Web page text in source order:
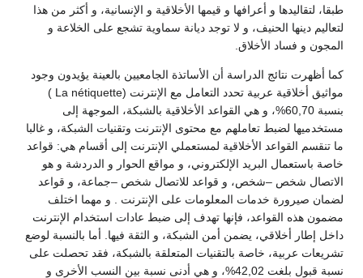
طبقا، لتقاليدها و أعرافها و قيمها الأخلاقية و الإنسانية، و أكثر من هذا
لتعاليم دينها الحنيف، و لا توجد ديانة سماوية تشجع على الخلاعة و
المجون و فساد الأخلاق.
كما أظهرت نتائج الدراسة أن الأساتذة الجامعيين بالعينة يؤيدون وجود
مواثيق أخلاقية عربية تحدد التعامل مع الإنترنت (La nétiquette )
بنسبة 60,70%، و هي القواعد الأخلاقية بالشبكة، الموجهة إلى
مستخدميها لضبط تعاملهم مع محتوى الإنترنت وتقنيات الشبكة، و غالبا
ما تنقسم القواعد الأخلاقية لمستعملي الإنترنت إلى أقسام هي: قواعد
خاصة باستعمال البريد الإلكتروني، و مواقع الحوار و الدردشة و هو
الاتصال شخص –شخص، و قواعد للاتصال شخص –جماعة، و قواعد
لضمان صيرورة خدمات المعلومات على الإنترنت . و مهما اختلف
مضمون هذه القواعد، فإنها تهدف إلى ضبط عادات استخدام الإنترنت
داخل إطار أخلاقي، يضمن أمن الشبكة، و الثقة فيها. أما بالنسبة لوضع
تشريعات عربية، خاصة بالتقنيات المتعلقة بالشبكة، فقد تحصلت على
نسبة قبول بلغت 42,02%، و هي أدنى نسبة بين النسب الأخرى و